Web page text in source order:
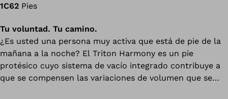
1C62 Pies
Tu voluntad. Tu camino.
¿Es usted una persona muy activa que está de pie de la
mañana a la noche? El Triton Harmony es un pie
protésico cuyo sistema de vacío integrado contribuye a
que se compensen las variaciones de volumen que se